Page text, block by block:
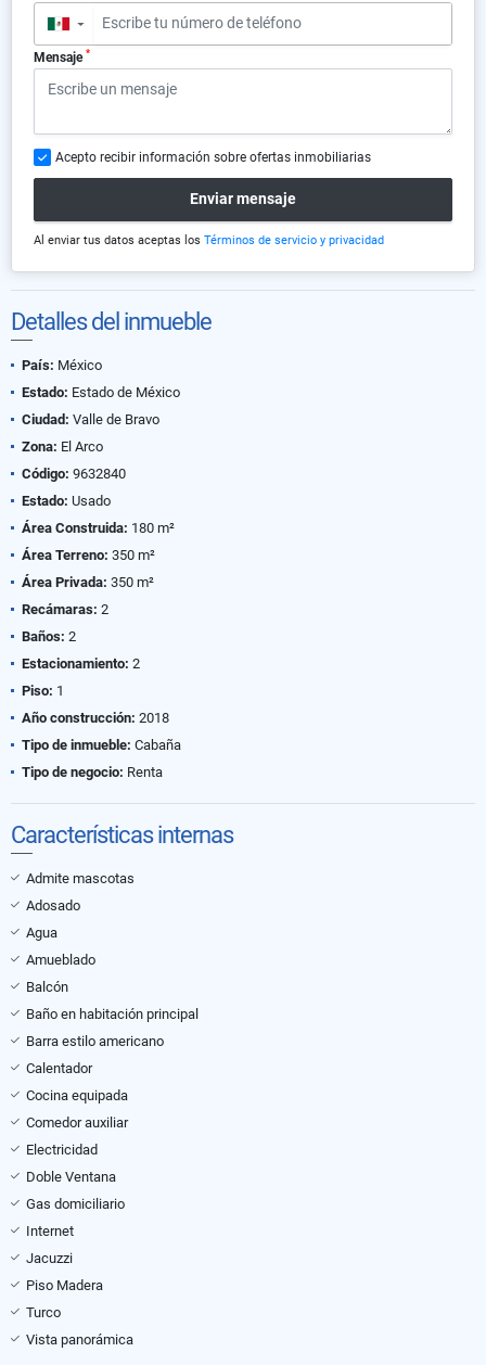
▼
Mensaje *
Acepto recibir información sobre ofertas inmobiliarias
Enviar mensaje
Al enviar tus datos aceptas los Términos de servicio y privacidad
Detalles del inmueble
País: México
Estado: Estado de México
Ciudad: Valle de Bravo
Zona: El Arco
Código: 9632840
Estado: Usado
Área Construida: 180 m²
Área Terreno: 350 m²
Área Privada: 350 m²
Recámaras: 2
Baños: 2
Estacionamiento: 2
Piso: 1
Año construcción: 2018
Tipo de inmueble: Cabaña
Tipo de negocio: Renta
Características internas
Admite mascotas
Adosado
Agua
Amueblado
Balcón
Baño en habitación principal
Barra estilo americano
Calentador
Cocina equipada
Comedor auxiliar
Electricidad
Doble Ventana
Gas domiciliario
Internet
Jacuzzi
Piso Madera
Turco
Vista panorámica